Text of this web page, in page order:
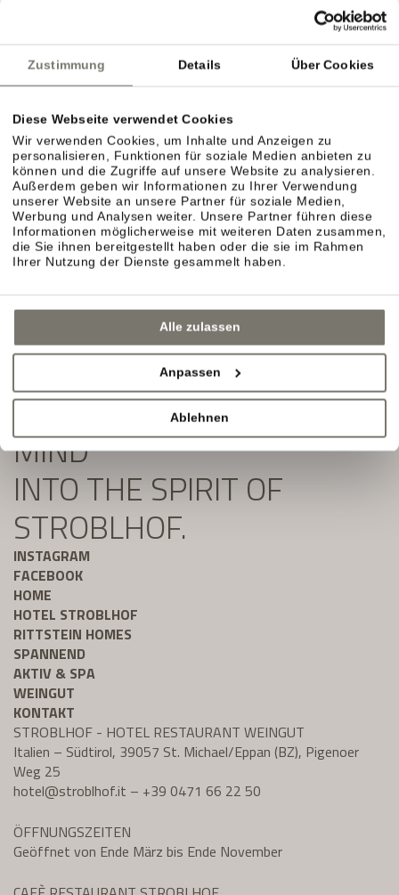
Zustimmung Details Über Cookies
Diese Webseite verwendet Cookies
Wir verwenden Cookies, um Inhalte und Anzeigen zu
personalisieren, Funktionen für soziale Medien anbieten zu
können und die Zugriffe auf unsere Website zu analysieren.
Außerdem geben wir Informationen zu Ihrer Verwendung
unserer Website an unsere Partner für soziale Medien,
Werbung und Analysen weiter. Unsere Partner führen diese
Informationen möglicherweise mit weiteren Daten zusammen,
die Sie ihnen bereitgestellt haben oder die sie im Rahmen
Ihrer Nutzung der Dienste gesammelt haben.
Alle zulassen
Anpassen
Ablehnen
JOIN THE COMMUNITY
Seien Sie unter den Ersten, die Neuigkeiten vom
Stroblhof erfahren.
Exklusive Angebote und Aktuelles aus unserem
Weinhotel in Südtirol erwarten Sie.
Einfach ausfüllen und Newsletter abonnieren:
SLIP YOUR BODY AND
MIND
INTO THE SPIRIT OF
STROBLHOF.
INSTAGRAM
FACEBOOK
HOME
HOTEL STROBLHOF
RITTSTEIN HOMES
SPANNEND
AKTIV & SPA
WEINGUT
KONTAKT
STROBLHOF - HOTEL RESTAURANT WEINGUT
Italien – Südtirol, 39057 St. Michael/Eppan (BZ), Pigenoer
Weg 25
hotel@stroblhof.it – +39 0471 66 22 50
ÖFFNUNGSZEITEN
Geöffnet von Ende März bis Ende November